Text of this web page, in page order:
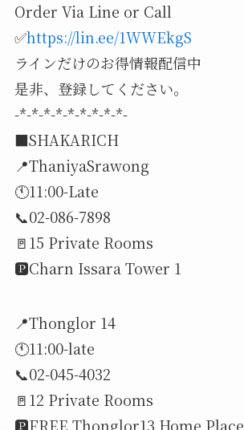
Order Via Line or Call
✅https://lin.ee/1WWEkgS
ラインだけのお得情報配信中
是非、登録してください。
-*-*-*-*-*-*-*-*-*-
■SHAKARICH
📍ThaniyaSrawong
🕚11:00-Late
📞02-086-7898
🚪15 Private Rooms
🅿️Charn Issara Tower 1
📍Thonglor 14
🕚11:00-late
📞02-045-4032
🚪12 Private Rooms
🅿️FREE Thonglor13 Home Place